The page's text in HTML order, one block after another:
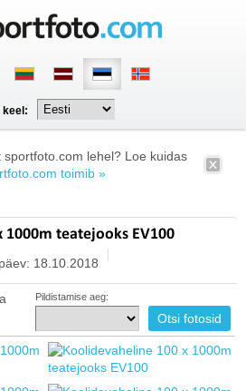
keel:
sportfoto.com lehel? Loe kuidas
toimib »
1000m teatejooks EV100
18.10.2018
Pildistamise aeg: